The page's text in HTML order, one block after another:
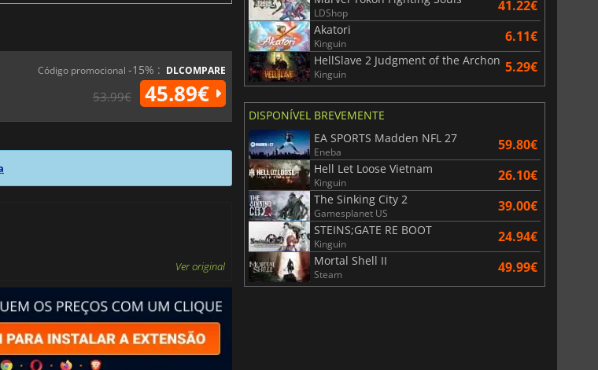
Código promocional -15% : DLCOMPARE
53.99€ 45.89€
Ver original
LDShop 41.22€
Akatori
Kinguin 6.11€
HellSlave 2 Judgment of the Archon
Kinguin 5.29€
DISPONÍVEL BREVEMENTE
EA SPORTS Madden NFL 27
Eneba 59.80€
Hell Let Loose Vietnam
Kinguin 26.10€
The Sinking City 2
Gamesplanet US 39.00€
STEINS;GATE RE BOOT
Kinguin 24.94€
Mortal Shell II
Steam 49.99€